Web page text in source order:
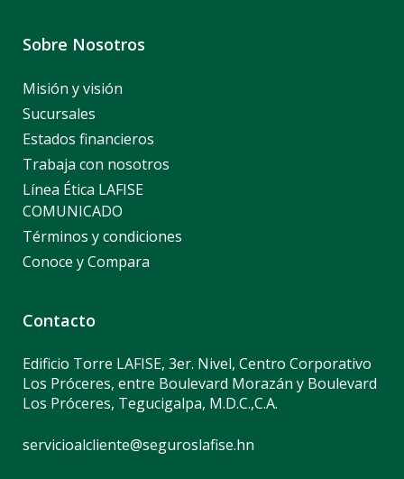
Sobre Nosotros
Misión y visión
Sucursales
Estados financieros
Trabaja con nosotros
Línea Ética LAFISE
COMUNICADO
Términos y condiciones
Conoce y Compara
Contacto
Edificio Torre LAFISE, 3er. Nivel, Centro Corporativo
Los Próceres, entre Boulevard Morazán y Boulevard
Los Próceres, Tegucigalpa, M.D.C.,C.A.
servicioalcliente@seguroslafise.hn